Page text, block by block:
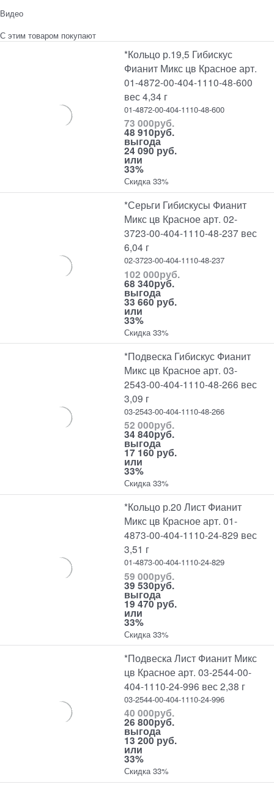
Видео
С этим товаром покупают
*Кольцо р.19,5 Гибискус
Фианит Микс цв Красное арт.
01-4872-00-404-1110-48-600
вес 4,34 г
01-4872-00-404-1110-48-600
73 000руб.
48 910руб.
выгода
24 090 руб.
или
33%
Скидка 33%
*Серьги Гибискусы Фианит
Микс цв Красное арт. 02-
3723-00-404-1110-48-237 вес
6,04 г
02-3723-00-404-1110-48-237
102 000руб.
68 340руб.
выгода
33 660 руб.
или
33%
Скидка 33%
*Подвеска Гибискус Фианит
Микс цв Красное арт. 03-
2543-00-404-1110-48-266 вес
3,09 г
03-2543-00-404-1110-48-266
52 000руб.
34 840руб.
выгода
17 160 руб.
или
33%
Скидка 33%
*Кольцо р.20 Лист Фианит
Микс цв Красное арт. 01-
4873-00-404-1110-24-829 вес
3,51 г
01-4873-00-404-1110-24-829
59 000руб.
39 530руб.
выгода
19 470 руб.
или
33%
Скидка 33%
*Подвеска Лист Фианит Микс
цв Красное арт. 03-2544-00-
404-1110-24-996 вес 2,38 г
03-2544-00-404-1110-24-996
40 000руб.
26 800руб.
выгода
13 200 руб.
или
33%
Скидка 33%